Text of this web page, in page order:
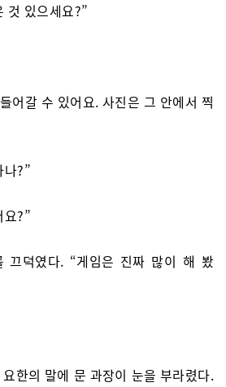
것 있으세요?”
어갈 수 있어요. 사진은 그 안에서 찍
나?”
요?”
끄덕였다. “게임은 진짜 많이 해 봤
한의 말에 문 과장이 눈을 부라렸다.